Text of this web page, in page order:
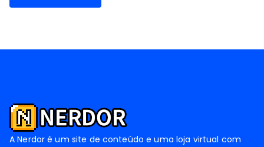
A Nerdor é um site de conteúdo e uma loja virtual com